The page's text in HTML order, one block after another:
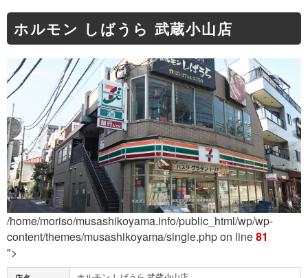
ホルモン しばうら 武蔵小山店
/home/moriso/musashikoyama.info/public_html/wp/wp-
content/themes/musashikoyama/single.php on line81
">